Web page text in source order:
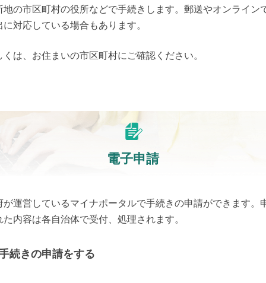
地の市区町村の役所などで手続きします。郵送やオンライン
に対応している場合もあります。
くは、お住まいの市区町村にご確認ください。
電子申請
が運営しているマイナポータルで手続きの申請ができます。
た内容は各自治体で受付、処理されます。
続きの申請をする